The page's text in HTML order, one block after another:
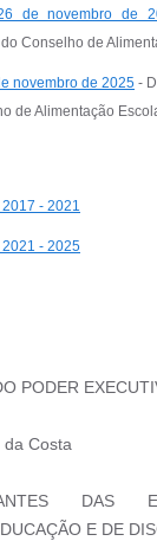
de novembro de
Conselho de
novembro de 2025 -
de Alimentação
- 2021
2021 - 2025
PODER
Costa
DAS
E DE